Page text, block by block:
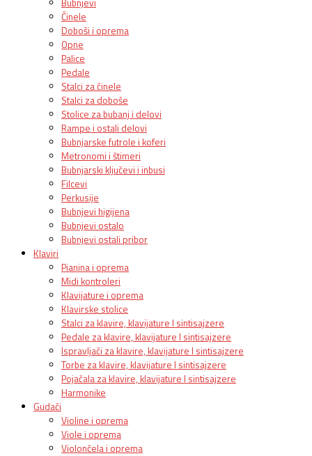
Činele
Doboši i oprema
Opne
Palice
Pedale
Stalci za činele
Stalci za doboše
Stolice za bubanj i delovi
Rampe i ostali delovi
Bubnjarske futrole i koferi
Metronomi i štimeri
Bubnjarski ključevi i inbusi
Filcevi
Perkusije
Bubnjevi higijena
Bubnjevi ostalo
Bubnjevi ostali pribor
Klaviri
Pianina i oprema
Midi kontroleri
Klavijature i oprema
Klavirske stolice
Stalci za klavire, klavijature I sintisajzere
Pedale za klavire, klavijature I sintisajzere
Ispravljači za klavire, klavijature I sintisajzere
Torbe za klavire, klavijature I sintisajzere
Pojačala za klavire, klavijature I sintisajzere
Harmonike
Gudači
Violine i oprema
Viole i oprema
Violončela i oprema